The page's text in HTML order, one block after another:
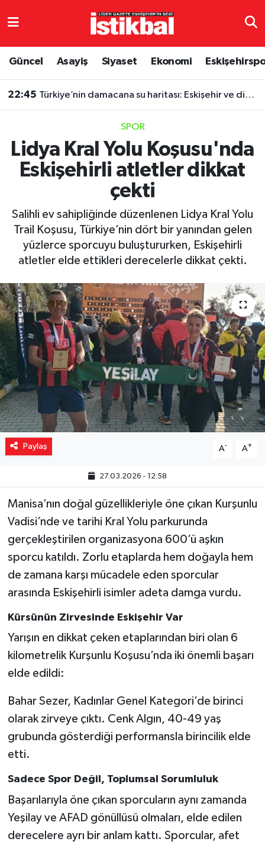
Güncel Asayiş Siyaset Ekonomi
22:45 Türkiye’nin damacana su haritası: Eskişehir ve diğer illerde fiyatlar ne kadar?
SPOR
Lidya Kral Yolu Koşusu'nda
Eskişehirli atletler dikkat
çekti
Salihli ev sahipliğinde düzenlenen Lidya Kral Yolu
Trail Koşusu, Türkiye’nin dört bir yanından gelen
yüzlerce sporcuyu buluştururken, Eskişehirli
atletler elde ettikleri derecelerle dikkat çekti.
Paylaş A- A+
27.03.2026 - 12:58
Manisa’nın doğal güzellikleriyle öne çıkan Kurşunlu
Vadisi’nde ve tarihi Kral Yolu parkurunda
gerçekleştirilen organizasyona 600’ü aşkın
sporcu katıldı. Zorlu etaplarda hem doğayla hem
de zamana karşı mücadele eden sporcular
arasında Eskişehirli isimler adeta damga vurdu.
Kürsünün Zirvesinde Eskişehir Var
Yarışın en dikkat çeken etaplarından biri olan 6
kilometrelik Kurşunlu Koşusu’nda iki önemli başarı
elde edildi:
Bahar Sezer, Kadınlar Genel Kategori’de birinci
olarak zirveye çıktı. Cenk Algın, 40-49 yaş
grubunda gösterdiği performansla birincilik elde
etti.
Sadece Spor Değil, Toplumsal Sorumluluk
Başarılarıyla öne çıkan sporcuların aynı zamanda
Yeşilay ve AFAD gönüllüsü olmaları, elde edilen
derecelere ayrı bir anlam kattı. Sporcular, afet
Eskişehirspor
Spor
Ekonomi
Sağlık
Yaşam
Resmi ilanlar
Eskişehir Nöbetçi Eczaneler
TFF 3.Lig 4.Grup Puan Durumu ve Fikstür
Son Dakika Haberleri
Haber Arşivi